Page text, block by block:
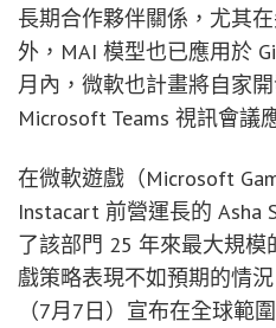
長期合作夥伴關係，尤其
外，MAI 模型也已應用於
月內，微軟也計畫將自家
Microsoft Teams 視訊會議
在微軟遊戲（Microsoft
Instacart 前營運長的 Asha
了該部門 25 年來最大規
戲策略表現不如預期的情
（7月7日）宣布在全球範